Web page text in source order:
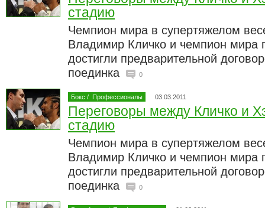
стадию
Чемпион мира в супертяжелом
Владимир Кличко и чемпион мира
достигли предварительной
поединка
0
Бокс / Профессионалы 03.03.2011
Переговоры между Кличко и
стадию
Чемпион мира в супертяжелом
Владимир Кличко и чемпион мира
достигли предварительной
поединка
0